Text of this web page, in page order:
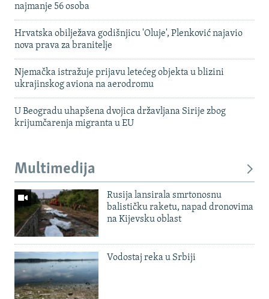
najmanje 56 osoba
Hrvatska obilježava godišnjicu 'Oluje', Plenković najavio
nova prava za branitelje
Njemačka istražuje prijavu letećeg objekta u blizini
ukrajinskog aviona na aerodromu
U Beogradu uhapšena dvojica državljana Sirije zbog
krijumčarenja migranta u EU
Multimedija
Rusija lansirala smrtonosnu
balističku raketu, napad dronovima
na Kijevsku oblast
Vodostaj reka u Srbiji